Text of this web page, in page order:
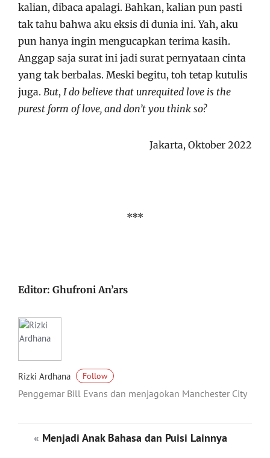
kalian, dibaca apalagi. Bahkan, kalian pun pasti
tak tahu bahwa aku eksis di dunia ini. Yah, aku
pun hanya ingin mengucapkan terima kasih.
Anggap saja surat ini jadi surat pernyataan cinta
yang tak berbalas. Meski begitu, toh tetap kutulis
juga. But, I do believe that unrequited love is the
purest form of love, and don’t you think so?
Jakarta, Oktober 2022
***
Editor: Ghufroni An’ars
Rizki Ardhana Follow
Penggemar Bill Evans dan menjagokan Manchester City
« Menjadi Anak Bahasa dan Puisi Lainnya